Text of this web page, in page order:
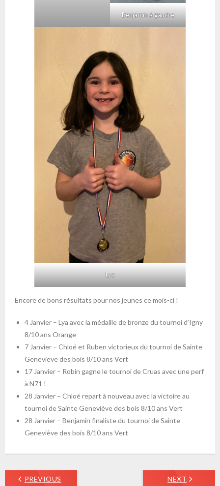
Benjamin à gauche
Lya
Encore de bons résultats pour nos jeunes ce mois-ci !
4 Janvier – Lya avec la médaille de bronze du tournoi d’Igny
8/10 ans Orange
7 Janvier – Chloé et Ruben victorieux du tournoi de Sainte
Genevieve des bois 8/10 ans Vert
17 Janvier – Robin gagne le tournoi de Cruas avec une perf
à N71 !
28 Janvier – Chloé repart à nouveau avec la victoire au
tournoi de Sainte Geneviève des bois 8/10 ans Vert
28 Janvier – Benjamin finaliste du tournoi de Sainte
Geneviève des bois 8/10 ans Vert
PREVIOUS NEXT